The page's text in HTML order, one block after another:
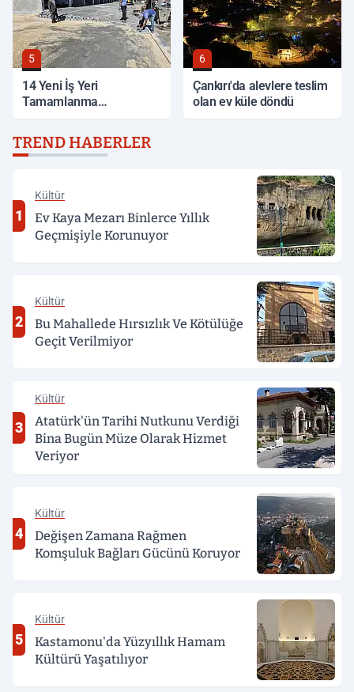
5
14 Yeni İş Yeri
Tamamlanma
6
Çankırı'da alevlere teslim
olan ev küle döndü
TREND HABERLER
1
Kültür
Ev Kaya Mezarı Binlerce Yıllık
Geçmişiyle Korunuyor
2
Kültür
Bu Mahallede Hırsızlık Ve Kötülüğe
Geçit Verilmiyor
3
Kültür
Atatürk'ün Tarihi Nutkunu Verdiği
Bina Bugün Müze Olarak Hizmet
Veriyor
4
Kültür
Değişen Zamana Rağmen
Komşuluk Bağları Gücünü Koruyor
5
Kültür
Kastamonu'da Yüzyıllık Hamam
Kültürü Yaşatılıyor